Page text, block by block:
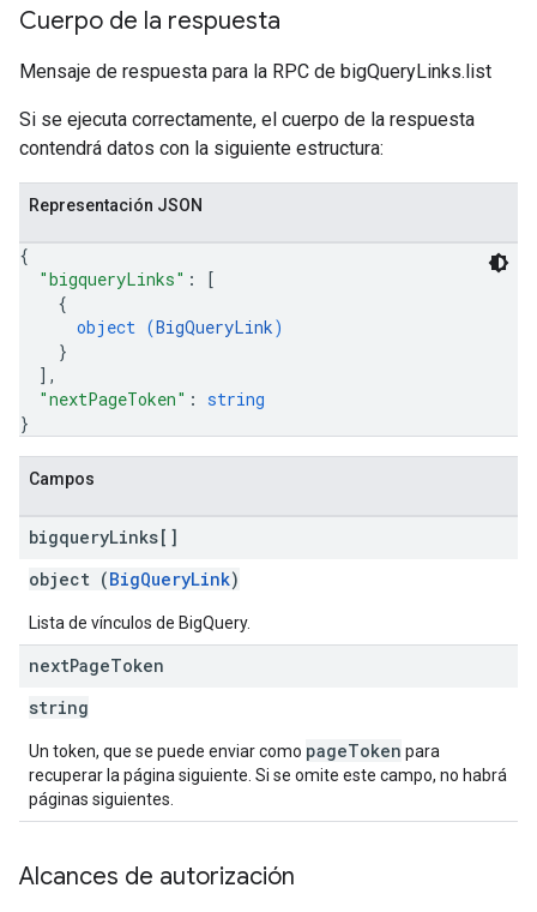
Cuerpo de la respuesta
Mensaje de respuesta para la RPC de bigQueryLinks.list
Si se ejecuta correctamente, el cuerpo de la respuesta
contendrá datos con la siguiente estructura:
Representación JSON
{
"bigqueryLinks" :
[
{
object (BigQueryLink)
}
] ,
"nextPageToken" : string
}
Campos
bigqueryLinks[]
object (BigQueryLink)
Lista de vínculos de BigQuery.
nextPageToken
string
Un token, que se puede enviar como pageToken para
recuperar la página siguiente. Si se omite este campo, no habrá
páginas siguientes.
Alcances de autorización